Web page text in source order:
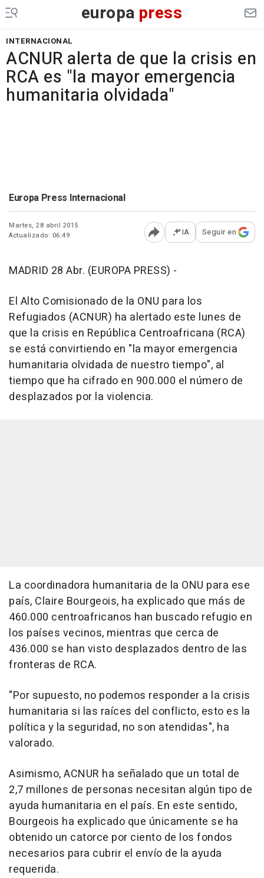
europa press
INTERNACIONAL
ACNUR alerta de que la crisis en
RCA es "la mayor emergencia
humanitaria olvidada"
Europa Press Internacional
Martes, 28 abril 2015
Actualizado: 06:49
Abrir opciones para
IA Seguir en
MADRID 28 Abr. (EUROPA PRESS) -
El Alto Comisionado de la ONU para los
Refugiados (ACNUR) ha alertado este lunes de
que la crisis en República Centroafricana (RCA)
se está convirtiendo en "la mayor emergencia
humanitaria olvidada de nuestro tiempo", al
tiempo que ha cifrado en 900.000 el número de
desplazados por la violencia.
La coordinadora humanitaria de la ONU para ese
país, Claire Bourgeois, ha explicado que más de
460.000 centroafricanos han buscado refugio en
los países vecinos, mientras que cerca de
436.000 se han visto desplazados dentro de las
fronteras de RCA.
"Por supuesto, no podemos responder a la crisis
humanitaria si las raíces del conflicto, esto es la
política y la seguridad, no son atendidas", ha
valorado.
Asimismo, ACNUR ha señalado que un total de
2,7 millones de personas necesitan algún tipo de
ayuda humanitaria en el país. En este sentido,
Bourgeois ha explicado que únicamente se ha
obtenido un catorce por ciento de los fondos
necesarios para cubrir el envío de la ayuda
requerida.